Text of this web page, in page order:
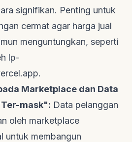
signifikan. Penting untuk
cermat agar harga jual
menguntungkan, seperti
lp-
.
Marketplace dan Data
mask": Data pelanggan
oleh marketplace
untuk membangun